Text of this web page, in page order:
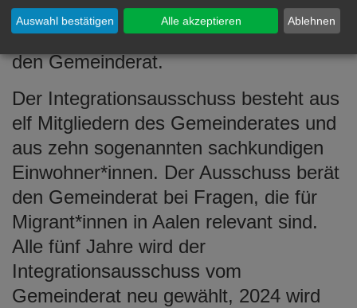
Integrationsausschuss ausgetreten ist,
kam es zu einer Nachbesetzung durch
den Gemeinderat.
Der Integrationsausschuss besteht aus
elf Mitgliedern des Gemeinderates und
aus zehn sogenannten sachkundigen
Einwohner*innen. Der Ausschuss berät
den Gemeinderat bei Fragen, die für
Migrant*innen in Aalen relevant sind.
Alle fünf Jahre wird der
Integrationsausschuss vom
Gemeinderat neu gewählt, 2024 wird
Ablehnen
Auswahl bestätigen Alle akzeptieren